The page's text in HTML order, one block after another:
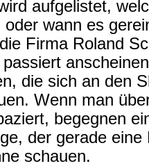
aufgelistet,
wann es
Firma Roland
die sich an den
Wenn man
begegnen
der gerade
schauen.